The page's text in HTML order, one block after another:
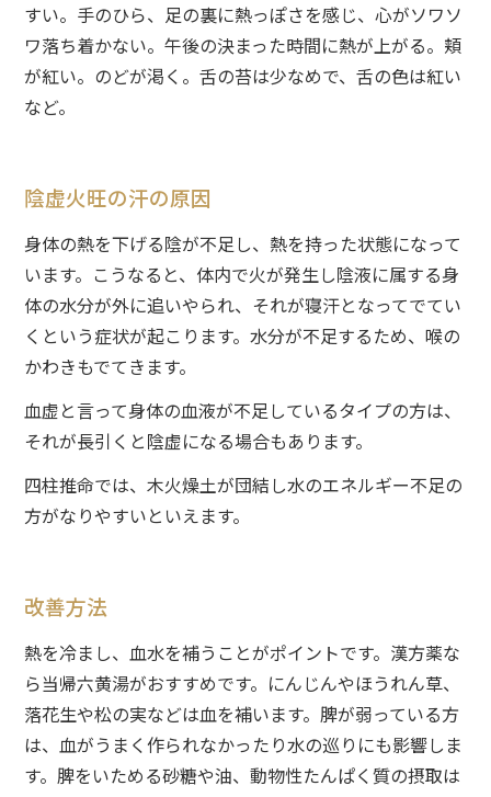
すい。手のひら、足の裏に熱っぽさを感じ、心がソワソ
ワ落ち着かない。午後の決まった時間に熱が上がる。頬
が紅い。のどが渇く。舌の苔は少なめで、舌の色は紅い
など。
陰虚火旺の汗の原因
身体の熱を下げる陰が不足し、熱を持った状態になって
います。こうなると、体内で火が発生し陰液に属する身
体の水分が外に追いやられ、それが寝汗となってでてい
くという症状が起こります。水分が不足するため、喉の
かわきもでてきます。
血虚と言って身体の血液が不足しているタイプの方は、
それが長引くと陰虚になる場合もあります。
四柱推命では、木火燥土が団結し水のエネルギー不足の
方がなりやすいといえます。
改善方法
熱を冷まし、血水を補うことがポイントです。漢方薬な
ら当帰六黄湯がおすすめです。にんじんやほうれん草、
落花生や松の実などは血を補います。脾が弱っている方
は、血がうまく作られなかったり水の巡りにも影響しま
す。脾をいためる砂糖や油、動物性たんぱく質の摂取は